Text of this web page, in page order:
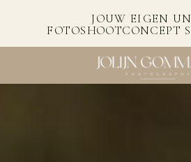
JOUW EIGEN
FOTOSHOOTCONCEPT